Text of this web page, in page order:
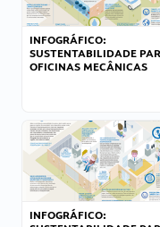
INFOGRÁFICO:
SUSTENTABILIDADE
OFICINAS MECÂNICAS
INFOGRÁFICO: